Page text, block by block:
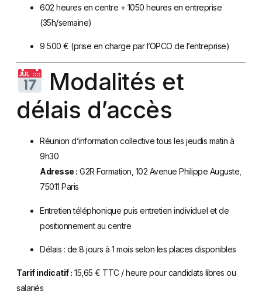
602 heures en centre + 1050 heures en entreprise
(35h/semaine)
9 500 € (prise en charge par l’OPCO de l’entreprise)
Modalités et
délais d’accès
Réunion d’information collective tous les jeudis matin à
9h30
Adresse : G2R Formation, 102 Avenue Philippe Auguste,
75011 Paris
Entretien téléphonique puis entretien individuel et de
positionnement au centre
Délais : de 8 jours à 1 mois selon les places disponibles
Tarif indicatif : 15,65 € TTC / heure pour candidats libres ou
salariés